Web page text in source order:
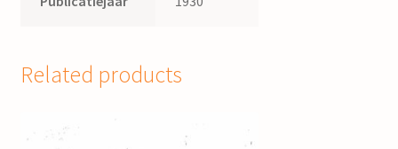
Related products